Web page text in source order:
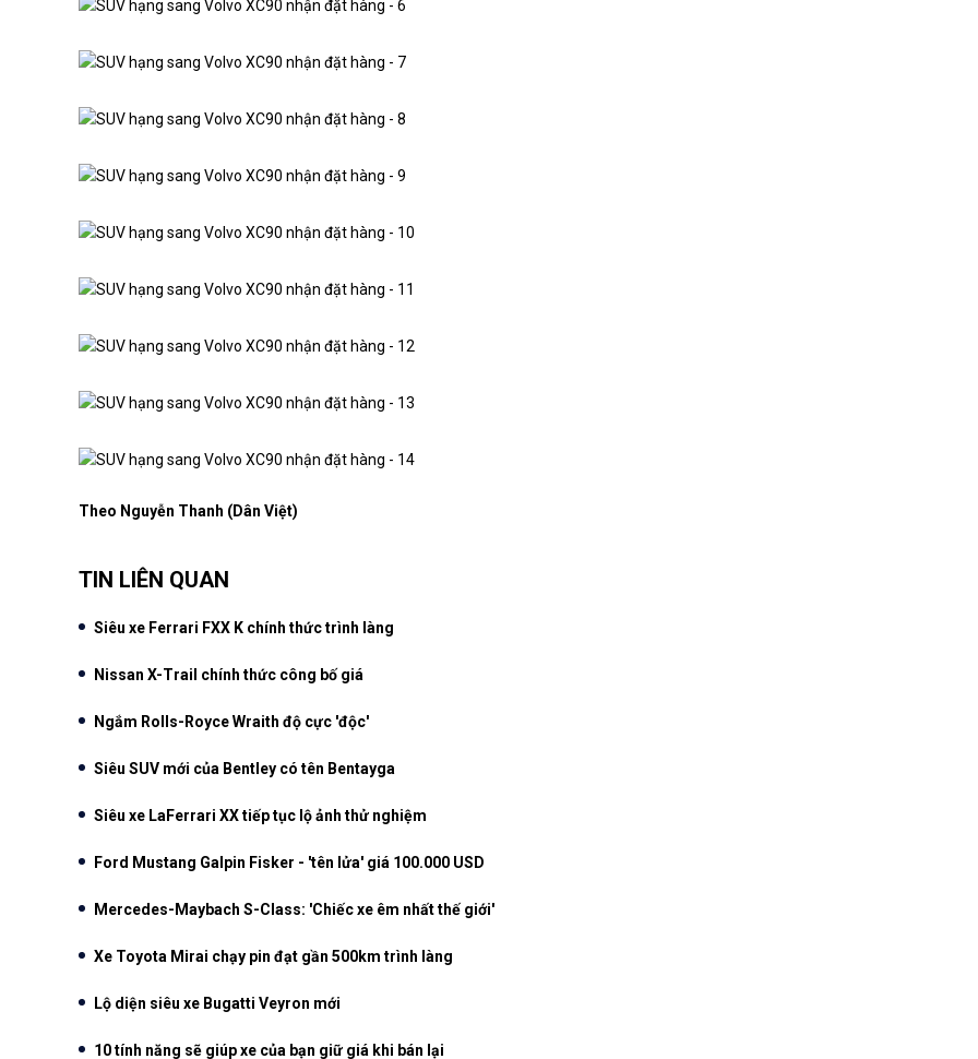
Theo Nguyễn Thanh (Dân Việt)
TIN LIÊN QUAN
Siêu xe Ferrari FXX K chính thức trình làng
Nissan X-Trail chính thức công bố giá
Ngắm Rolls-Royce Wraith độ cực 'độc'
Siêu SUV mới của Bentley có tên Bentayga
Siêu xe LaFerrari XX tiếp tục lộ ảnh thử nghiệm
Ford Mustang Galpin Fisker - 'tên lửa' giá 100.000 USD
Mercedes-Maybach S-Class: 'Chiếc xe êm nhất thế giới'
Xe Toyota Mirai chạy pin đạt gần 500km trình làng
Lộ diện siêu xe Bugatti Veyron mới
10 tính năng sẽ giúp xe của bạn giữ giá khi bán lại